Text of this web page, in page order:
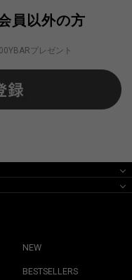
員以外の方
プレゼント
NEW
BESTSELLERS